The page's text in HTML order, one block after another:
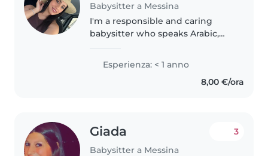
Babysitter a Messina
I'm a responsible and caring
babysitter who speaks Arabic,
Turkish. Currently studying
Business Management, I love
drawing, reading and helping
Esperienza: < 1 anno
8,00 €/ora
Giada
Babysitter a Messina
3